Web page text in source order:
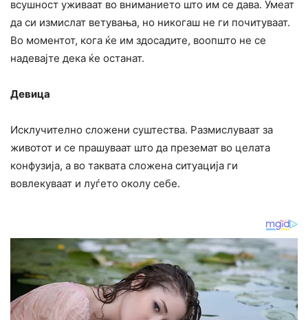
всушност уживаат во вниманието што им се дава. Умеат
да си измислат ветувања, но никогаш не ги почитуваат.
Во моментот, кога ќе им здосадите, воопшто не се
надевајте дека ќе останат.
Девица
Исклучително сложени суштества. Размислуваат за
животот и се прашуваат што да преземат во целата
конфузија, а во таквата сложена ситуација ги
вовлекуваат и луѓето околу себе.